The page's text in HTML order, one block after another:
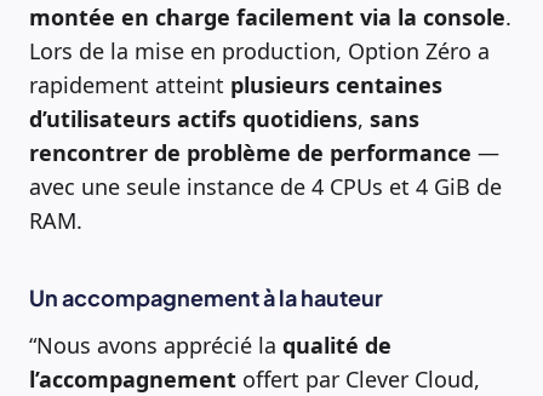
montée en charge facilement via la console.
Lors de la mise en production, Option Zéro a
rapidement atteint plusieurs centaines
d’utilisateurs actifs quotidiens, sans
rencontrer de problème de performance —
avec une seule instance de 4 CPUs et 4 GiB de
RAM.
Un accompagnement à la hauteur
“Nous avons apprécié la qualité de
l’accompagnement offert par Clever Cloud,